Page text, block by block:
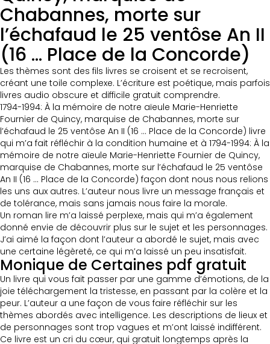
Chabannes, morte sur
l’échafaud le 25 ventôse An II
(16 … Place de la Concorde)
Les thèmes sont des fils livres se croisent et se recroisent,
créant une toile complexe. L’écriture est poétique, mais parfois
livres audio obscure et difficile gratuit comprendre.
1794-1994: À la mémoire de notre aïeule Marie-Henriette
Fournier de Quincy, marquise de Chabannes, morte sur
l’échafaud le 25 ventôse An II (16 … Place de la Concorde) livre
qui m’a fait réfléchir à la condition humaine et à 1794-1994: À la
mémoire de notre aïeule Marie-Henriette Fournier de Quincy,
marquise de Chabannes, morte sur l’échafaud le 25 ventôse
An II (16 … Place de la Concorde) façon dont nous nous relions
les uns aux autres. L’auteur nous livre un message français et
de tolérance, mais sans jamais nous faire la morale.
Un roman lire m’a laissé perplexe, mais qui m’a également
donné envie de découvrir plus sur le sujet et les personnages.
J’ai aimé la façon dont l’auteur a abordé le sujet, mais avec
une certaine légèreté, ce qui m’a laissé un peu insatisfait.
Monique de Certaines pdf gratuit
Un livre qui vous fait passer par une gamme d’émotions, de la
joie téléchargement la tristesse, en passant par la colère et la
peur. L’auteur a une façon de vous faire réfléchir sur les
thèmes abordés avec intelligence. Les descriptions de lieux et
de personnages sont trop vagues et m’ont laissé indifférent.
Ce livre est un cri du cœur, qui gratuit longtemps après la